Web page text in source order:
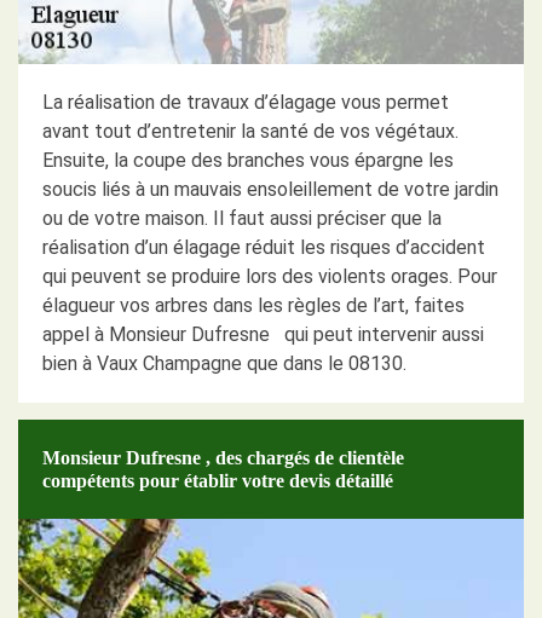
La réalisation de travaux d’élagage vous permet
avant tout d’entretenir la santé de vos végétaux.
Ensuite, la coupe des branches vous épargne les
soucis liés à un mauvais ensoleillement de votre jardin
ou de votre maison. Il faut aussi préciser que la
réalisation d’un élagage réduit les risques d’accident
qui peuvent se produire lors des violents orages. Pour
élagueur vos arbres dans les règles de l’art, faites
appel à Monsieur Dufresne qui peut intervenir aussi
bien à Vaux Champagne que dans le 08130.
Monsieur Dufresne , des chargés de clientèle
compétents pour établir votre devis détaillé